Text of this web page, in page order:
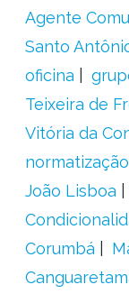
Agente
Santo
oficina
Teixeira de
Vitória da
normatização
João Lisboa
Corumbá